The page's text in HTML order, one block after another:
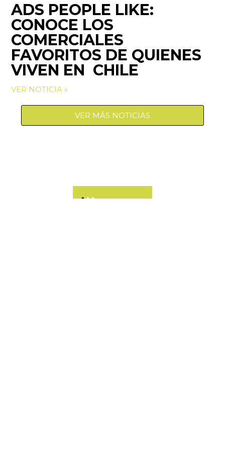
ADS PEOPLE LIKE:
CONOCE LOS
COMERCIALES
FAVORITOS DE QUIENES
VIVEN EN CHILE
VER NOTICIA »
VER MÁS NOTICIAS